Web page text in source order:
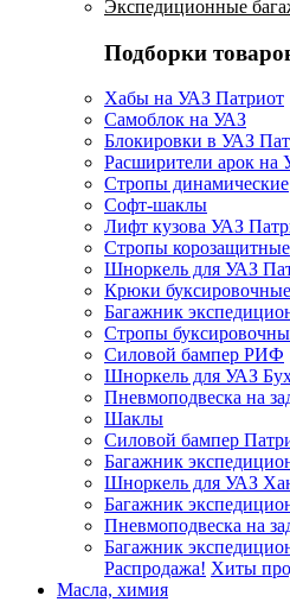
Экспедиционные
Подборки
Хабы на УАЗ Патриот
Самоблок на УАЗ
Блокировки в УАЗ
Расширители арок на
Стропы динамические
Софт-шаклы
Лифт кузова УАЗ
Стропы корозащитные
Шноркель для УАЗ
Крюки буксировочные
Багажник
Стропы
Силовой бампер РИФ
Шноркель для УАЗ
Пневмоподвеска на
Шаклы
Силовой бампер
Багажник
Шноркель для УАЗ
Багажник
Пневмоподвеска на
Багажник
Распродажа! Хиты
Масла, химия